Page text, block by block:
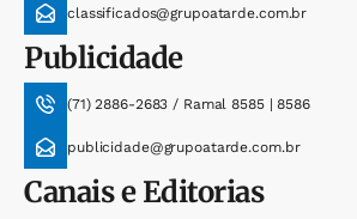
classificados@grupoatarde.com.br
Publicidade
(71) 2886-2683 / Ramal 8585 | 8586
publicidade@grupoatarde.com.br
Canais e Editorias